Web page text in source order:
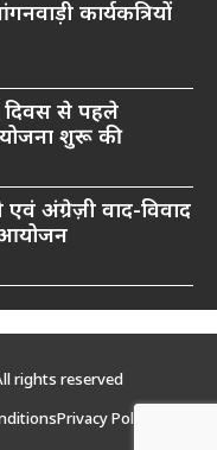
कार्यकत्रियों
से पहले
शुरू की
अंग्रेज़ी वाद-विवाद
आयोजन
rights reserved
Privacy Policy